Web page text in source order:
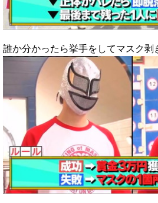
誰か分かったら挙手をしてマスク剥